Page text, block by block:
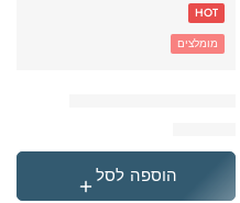
HOT
מומלצים
הוספה לסל